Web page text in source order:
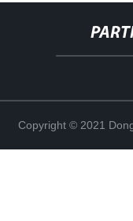
Copyright © 2021